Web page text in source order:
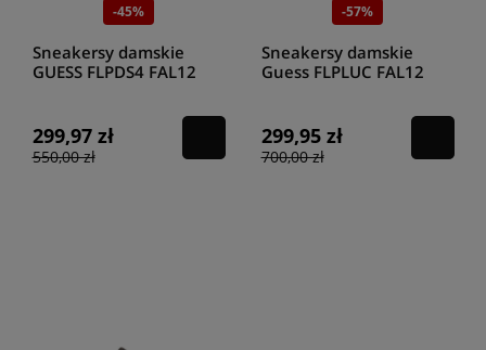
-45%
Sneakersy damskie
GUESS FLPDS4 FAL12
299,97 zł
550,00 zł
-57%
Sneakersy damskie
Guess FLPLUC FAL12
299,95 zł
700,00 zł